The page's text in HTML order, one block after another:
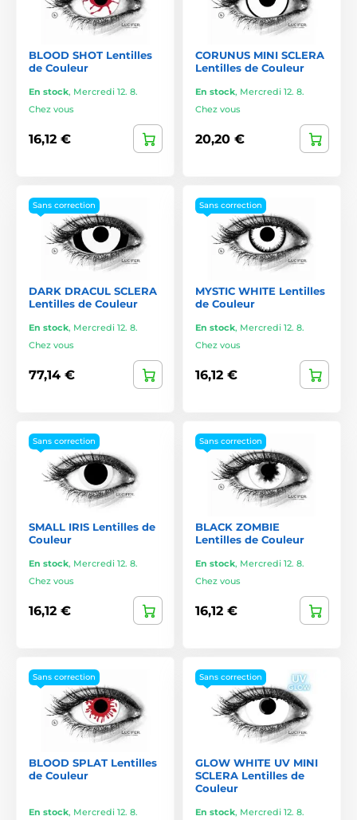
BLOOD SHOT Lentilles
de Couleur
En stock, Mercredi 12. 8.
Chez vous
16,12 €
CORUNUS MINI SCLERA
Lentilles de Couleur
En stock, Mercredi 12. 8.
Chez vous
20,20 €
Sans correction
DARK DRACUL SCLERA
Lentilles de Couleur
En stock, Mercredi 12. 8.
Chez vous
77,14 €
Sans correction
MYSTIC WHITE Lentilles
de Couleur
En stock, Mercredi 12. 8.
Chez vous
16,12 €
Sans correction
SMALL IRIS Lentilles de
Couleur
En stock, Mercredi 12. 8.
Chez vous
16,12 €
Sans correction
BLACK ZOMBIE
Lentilles de Couleur
En stock, Mercredi 12. 8.
Chez vous
16,12 €
Sans correction
BLOOD SPLAT Lentilles
de Couleur
En stock, Mercredi 12. 8.
Sans correction
GLOW WHITE UV MINI
SCLERA Lentilles de
Couleur
En stock, Mercredi 12. 8.